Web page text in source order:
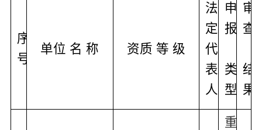
序
号
单位 名 称 资质 等 级
法
定
代
表
人
申
报
类
型
审
查
结
果
重